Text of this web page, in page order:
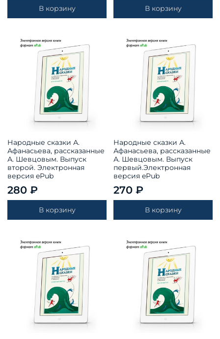
В корзину В корзину
Народные сказки А.
Афанасьева, рассказанные
А. Шевцовым. Выпуск
второй. Электронная
версия ePub
280 ₽
В корзину
Народные сказки А.
Афанасьева, рассказанные
А. Шевцовым. Выпуск
первый.Электронная
версия ePub
270 ₽
В корзину